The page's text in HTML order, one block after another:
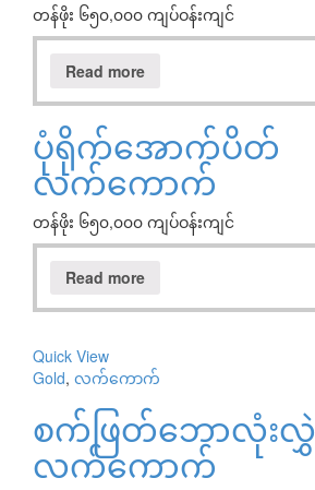
တန်ဖိုး ၆၅၀,၀၀၀ ကျပ်ဝန်းကျင်
Read more
ပုံရိုက်အောက်ပိတ်
လက်ကောက်
တန်ဖိုး ၆၅၀,၀၀၀ ကျပ်ဝန်းကျင်
Read more
Quick View
Gold, လက်ကောက်
စက်ဖြတ်ဘောလုံးလွှဲ
လက်ကောက်